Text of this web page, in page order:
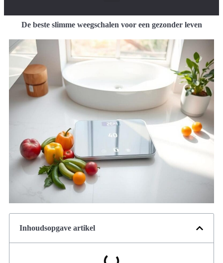
De beste slimme weegschalen voor een gezonder leven
Inhoudsopgave artikel